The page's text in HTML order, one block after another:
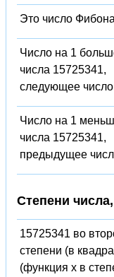
Это число
Число на 1
числа 15725341,
следующее число
Число на 1
числа 15725341,
предыдущее
Степени
15725341 во
степени (в
(функция x в